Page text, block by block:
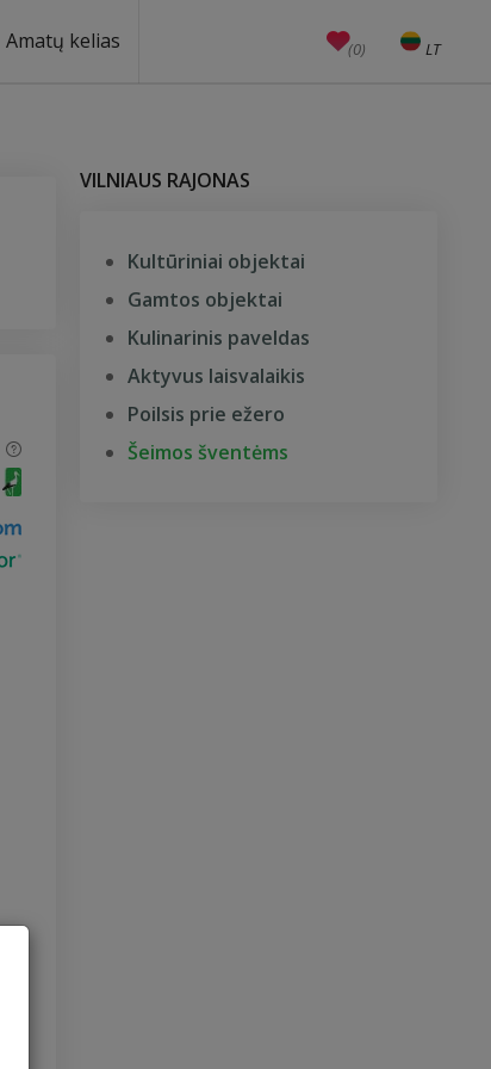
Amatų kelias (0) LT
EN
VILNIAUS RAJONAS
Kultūriniai objektai
Gamtos objektai
Kulinarinis paveldas
Aktyvus laisvalaikis
Poilsis prie ežero
Šeimos šventėms